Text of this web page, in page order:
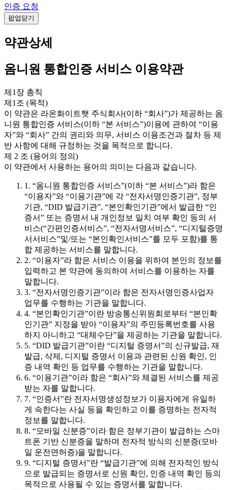
인증 요청
팝업닫기
약관상세
옴니원 통합인증 서비스 이용약관
제1장 총칙
제1조 (목적)
이 약관은 라온화이트햇 주식회사(이하 “회사”)가 제공하는 옴
니원 통합인증 서비스(이하 “본 서비스”)이용에 관하여 “이용
자”와 “회사” 간의 권리와 의무, 서비스 이용조건과 절차 등 제
반 사항에 대해 규정하는 것을 목적으로 합니다.
제 2 조 (용어의 정의)
이 약관에서 사용하는 용어의 의미는 다음과 같습니다.
1. “옴니원 통합인증 서비스”(이하 “본 서비스”)라 함은
“이용자”와 “이용기관”에 각 “전자서명인증기관”, 정부
기관, “DID 발급기관”, “본인확인기관”에서 발급한 “인
증서” 또는 증명서 내 개인정보 일치 여부 확인 등의 서
비스(“간편인증서비스”, “전자서명서비스”, “디지털증명
서서비스”및/또는 “본인확인서비스”를 모두 포함)를 통
합 제공하는 서비스를 말합니다.
2. “이용자”라 함은 서비스 이용을 위하여 본인의 정보를
입력하고 본 약관에 동의하여 서비스를 이용하는 자를
말합니다.
3. “전자서명인증기관”이라 함은 전자서명인증사업자
업무를 수행하는 기관을 말합니다.
4. “본인확인기관”이란 방송통신위원회로부터 “본인확
인기관” 지정을 받아 “이용자”의 주민등록번호를 사용
하지 아니하고 “대체수단”을 제공하는 기관을 말합니다.
5. “DID 발급기관”이란 “디지털 증명서”의 신규발급, 재
발급, 삭제, 디지털 증명서 이용과 관련된 신원 확인, 인
증 내역 확인 등 업무를 수행하는 기관을 말합니다.
6. “이용기관”이라 함은 “회사”와 체결된 서비스를 제공
받는 자를 말합니다.
7. “인증서”란 전자서명생성정보가 이용자에게 유일하
게 속한다는 사실 등을 확인하고 이를 증명하는 전자적
정보를 말합니다.
8. “모바일 신분증”이라 함은 정부기관이 발급하는 스마
트폰 기반 신분증을 말하며 전자적 방식의 신분증(모바
일 운전면허증)을 말합니다.
9. “디지털 증명서”란 “발급기관”에 의해 전자적인 방식
으로 발급되는 증명서로 신원 확인, 인증 내역 확인 등의
목적으로 사용될 수 있는 증명서를 말합니다.